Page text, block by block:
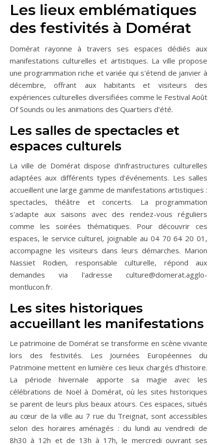
Les lieux emblématiques
des festivités à Domérat
Domérat rayonne à travers ses espaces dédiés aux
manifestations culturelles et artistiques. La ville propose
une programmation riche et variée qui s'étend de janvier à
décembre, offrant aux habitants et visiteurs des
expériences culturelles diversifiées comme le Festival Août
Of Sounds ou les animations des Quartiers d'été.
Les salles de spectacles et
espaces culturels
La ville de Domérat dispose d'infrastructures culturelles
adaptées aux différents types d'événements. Les salles
accueillent une large gamme de manifestations artistiques :
spectacles, théâtre et concerts. La programmation
s'adapte aux saisons avec des rendez-vous réguliers
comme les soirées thématiques. Pour découvrir ces
espaces, le service culturel, joignable au 04 70 64 20 01,
accompagne les visiteurs dans leurs démarches. Marion
Nassiet Rodien, responsable culturelle, répond aux
demandes via l'adresse culture@domerat.agglo-
montlucon.fr.
Les sites historiques
accueillant les manifestations
Le patrimoine de Domérat se transforme en scène vivante
lors des festivités. Les Journées Européennes du
Patrimoine mettent en lumière ces lieux chargés d'histoire.
La période hivernale apporte sa magie avec les
célébrations de Noël à Domérat, où les sites historiques
se parent de leurs plus beaux atours. Ces espaces, situés
au cœur de la ville au 7 rue du Treignat, sont accessibles
selon des horaires aménagés : du lundi au vendredi de
8h30 à 12h et de 13h à 17h, le mercredi ouvrant ses